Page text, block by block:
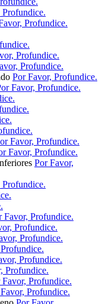
Profundice.
Profundice.
Profundice.
Profundice.
Por Favor, Profundice.
Favor, Profundice.
Favor, Profundice.
Favor, Profundice.
Por Favor,
Profundice.
Favor, Profundice.
Profundice.
Profundice.
Profundice.
Profundice.
Favor, Profundice.
Profundice.